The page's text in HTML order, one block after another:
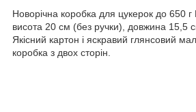
Новорічна коробка для цукерок до 650
висота 20 см (без ручки), довжина 15,5
Якісний картон і яскравий глянсовий
коробка з двох сторін.